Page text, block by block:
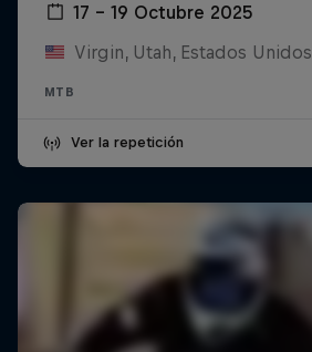
17 – 19 Octubre 2025
Virgin, Utah, Estados Unidos
MTB
Ver la repetición